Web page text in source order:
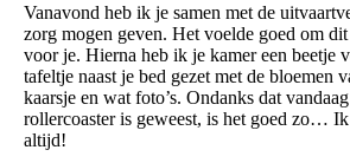
Vanavond heb ik je samen met de
zorg mogen geven. Het voelde goed om
voor je. Hierna heb ik je kamer een beetje
tafeltje naast je bed gezet met de bloemen
kaarsje en wat foto’s. Ondanks dat
rollercoaster is geweest, is het goed zo…
altijd!